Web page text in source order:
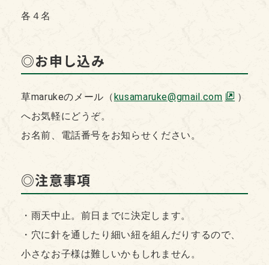
各４名
◎お申し込み
草marukeのメール（ kusamaruke@gmail.com
）
へお気軽にどうぞ。
お名前、電話番号をお知らせください。
◎注意事項
・雨天中止。前日までに決定します。
・穴に針を通したり細い紐を組んだりするので、
小さなお子様は難しいかもしれません。